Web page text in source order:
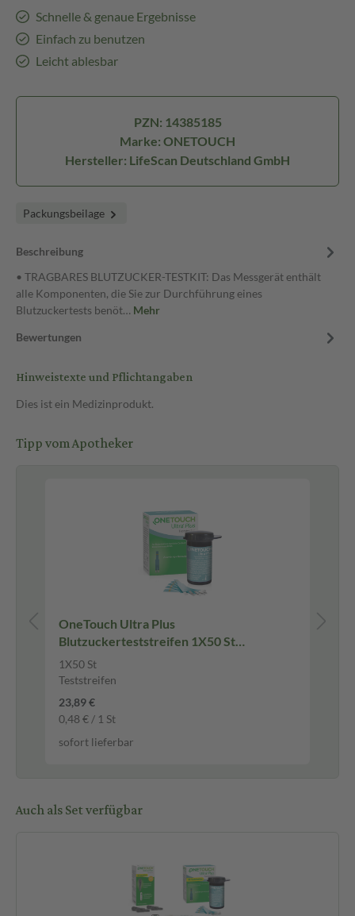
Schnelle & genaue Ergebnisse
Einfach zu benutzen
Leicht ablesbar
PZN: 14385185
Marke: ONETOUCH
Hersteller: LifeScan Deutschland GmbH
Packungsbeilage
Beschreibung
• TRAGBARES BLUTZUCKER-TESTKIT: Das Messgerät enthält
alle Komponenten, die Sie zur Durchführung eines
Blutzuckertests benöt… Mehr
Bewertungen
Hinweistexte und Pflichtangaben
Dies ist ein Medizinprodukt.
Tipp vom Apotheker
OneTouch Ultra Plus
Blutzuckerteststreifen 1X50 St
Teststreifen
1X50 St
Teststreifen
23,89 €
0,48 € / 1 St
sofort lieferbar
Auch als Set verfügbar